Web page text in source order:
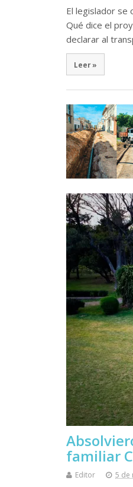
El legislador se
Qué dice el
declarar al
Leer »
familiar
Editor 5 de